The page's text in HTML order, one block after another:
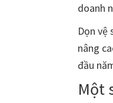
doanh
Dọn vệ
nâng
đầu
Một